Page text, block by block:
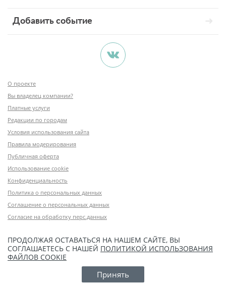
Добавить событие
О проекте
Вы владелец компании?
Платные услуги
Редакции по городам
Условия использования сайта
Правила модерирования
Публичная оферта
Использование cookie
Конфиденциальность
Политика о персональных данных
Соглашение о персональных данных
Согласие на обработку перс.данных
ПРОДОЛЖАЯ ОСТАВАТЬСЯ НА НАШЕМ САЙТЕ, ВЫ
СОГЛАШАЕТЕСЬ С НАШЕЙ ПОЛИТИКОЙ ИСПОЛЬЗОВАНИЯ
ФАЙЛОВ COOKIE
Принять